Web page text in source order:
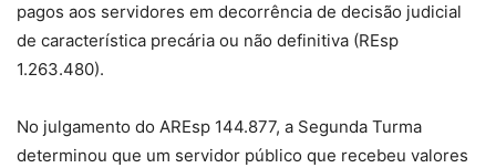
pagos aos servidores em decorrência de decisão judicial
de característica precária ou não definitiva (REsp
1.263.480).
No julgamento do AREsp 144.877, a Segunda Turma
determinou que um servidor público que recebeu valores